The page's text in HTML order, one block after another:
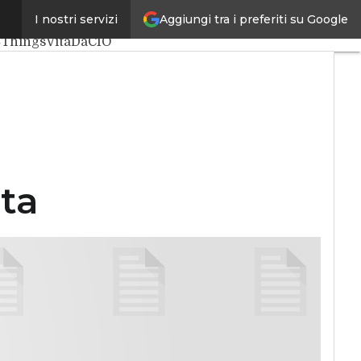
Aggiungi tra i preferiti su Google
I nostri servizi
Big Data
VitaDaCIO